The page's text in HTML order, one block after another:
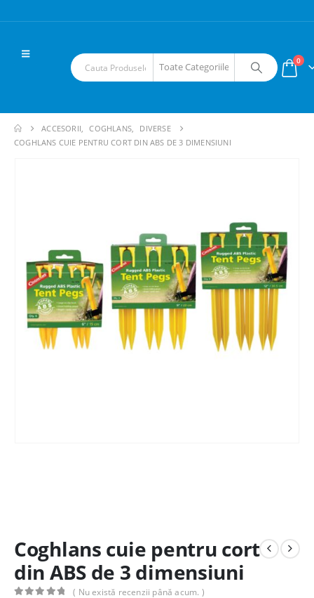
0
ACCESORII, COGHLANS,
DIVERSE
COGHLANS CUIE PENTRU CORT DIN ABS DE 3 DIMENSIUNI
Coghlans cuie pentru cort
din ABS de 3 dimensiuni
( Nu există recenzii până acum. )